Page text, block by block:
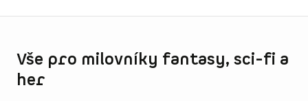
Vše pro milovníky fantasy, sci-fi a
her